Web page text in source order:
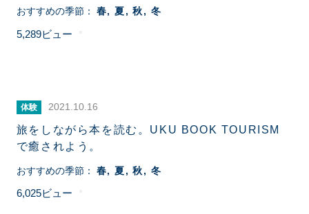
おすすめの季節： 春 夏 秋 冬
5,289
体験 2021.10.16
旅をしながら本を読む。UKU BOOK TOURISM
で癒されよう。
おすすめの季節： 春 夏 秋 冬
6,025